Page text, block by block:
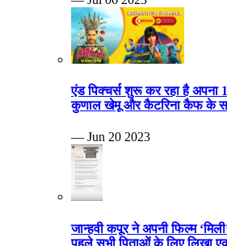
एंड पिक्चर्स शुरू कर रहा है अपना
कुणाल खेमू और कैटरिना कैफ के
— Jun 20 2023
जान्हवी कपूर ने अपनी फिल्म
पहले सभी पिताओं के लिए लिखा